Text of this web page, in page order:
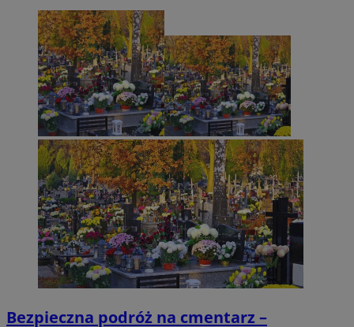
Bezpieczna podróż na cmentarz –
Funkcjonalność
Niezbędne Wydajność
Targetowanie
Funkcjonalność
Niesklasyfikowane
Niezbędne pliki cookie umożliwiają korzystanie z podstawowych
funkcji strony internetowej, takich jak logowanie użytkownika i
zarządzanie kontem. Bez niezbędnych plików cookie nie można
prawidłowo korzystać ze strony internetowej.
Nazwa
Provider/
Domena
SessID
orzesze.com.pl